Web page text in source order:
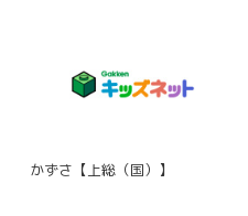
かずさ【上総（国）】